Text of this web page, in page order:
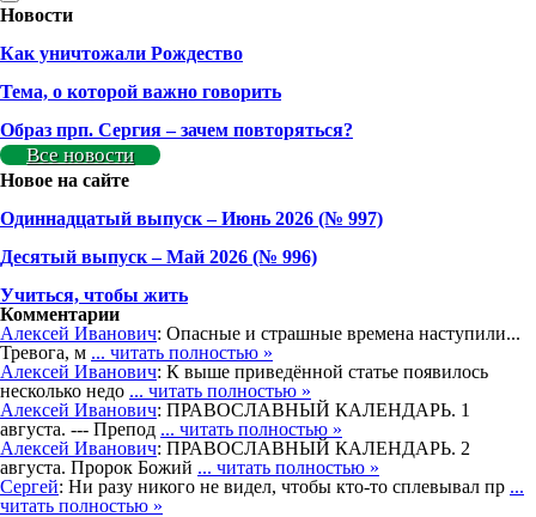
Новости
Как уничтожали Рождество
Тема, о которой важно говорить
Образ прп. Сергия – зачем повторяться?
Все новости
Новое на сайте
Одиннадцатый выпуск – Июнь 2026 (№ 997)
Деcятый выпуск – Май 2026 (№ 996)
Учиться, чтобы жить
Комментарии
Алексей Иванович: Опасные и страшные времена наступили...
Тревога, м ... читать полностью »
Алексей Иванович: К выше приведённой статье появилось
несколько недо ... читать полностью »
Алексей Иванович: ПРАВОСЛАВНЫЙ КАЛЕНДАРЬ. 1
августа. --- Препод ... читать полностью »
Алексей Иванович: ПРАВОСЛАВНЫЙ КАЛЕНДАРЬ. 2
августа. Пророк Божий ... читать полностью »
Сергей: Ни разу никого не видел, чтобы кто-то сплевывал пр ...
читать полностью »